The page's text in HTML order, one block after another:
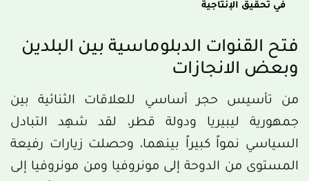
في تحقيق الإنتاجية
فتح القنوات الدبلوماسية بين البلدين
وبعض الانجازات
من تأسيس حجر أساسي للعلاقات الثنائية بين
جمهورية ليبيريا ودولة قطر، لقد شهِد التبادل
السياسي نمواً كبيراً بينهما، وحصلت زيارات رفيعة
المستوى من الدوحة إلى مونروفيا ومن مونروفيا إلى